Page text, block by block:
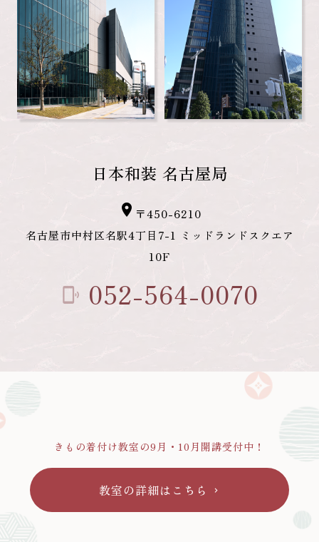
日本和装 名古屋局
place 〒450-6210
名古屋市中村区名駅4丁目7-1 ミッドランドスクエア
10F
phonelink_ring 052-564-0070
きもの着付け教室の9月・10月開講受付中！
教室の詳細はこちら chevron_right